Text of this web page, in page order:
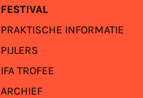
FESTIVAL
PRAKTISCHE INFORMATIE
PIJLERS
IFA TROFEE
ARCHIEF